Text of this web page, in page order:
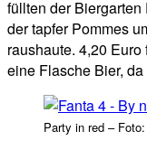
füllten der
der tapfer Pommes
raushaute. 4,20
eine Flasche Bier, da
Party in red –